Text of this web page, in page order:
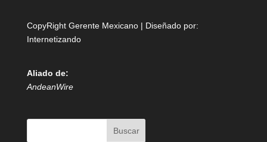
CopyRight Gerente Mexicano | Diseñado por:
Internetizando
Aliado de:
AndeanWire